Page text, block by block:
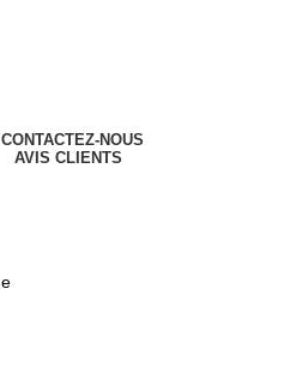
CONTACTEZ-NOUS
AVIS CLIENTS